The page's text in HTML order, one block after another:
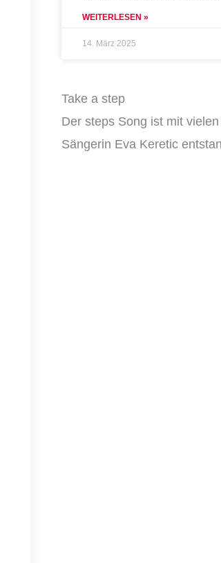
WEITERLESEN »
14. März 2025
Take a step
Der steps Song ist mit
Sängerin Eva Keretic